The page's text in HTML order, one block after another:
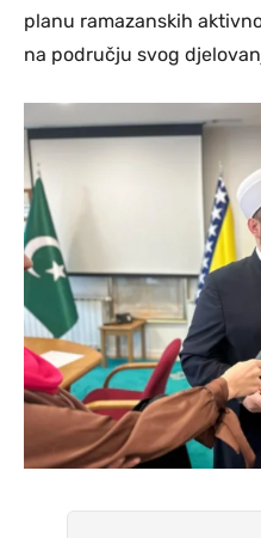
planu ramazanskih
na području svog